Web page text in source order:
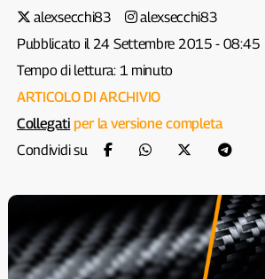
alexsecchi83
alexsecchi83
Pubblicato il 24 Settembre 2015 - 08:45
Tempo di lettura: 1 minuto
ARTICOLO DI ARCHIVIO
Collegati per la versione completa
Condividi su